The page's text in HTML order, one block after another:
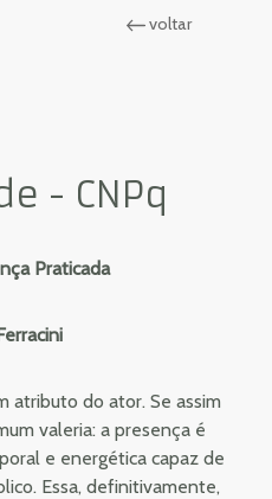
voltar
- CNPq
Praticada
atributo do ator. Se assim
valeria: a presença é
e energética capaz de
Essa, definitivamente,